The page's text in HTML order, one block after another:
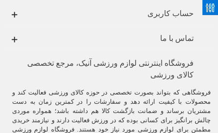
حساب کاربری
تماس با ما
فروشگاه اینترنتی لوازم ورزشی آنیک، مرجع تخصصی
کالای ورزشی
فروشگاهی که بتواند بصورت تخصصی در حوزه کالای ورزشی فعالیت کند و
محصولات با کیفیت ارائه دهد و سفارشات را در کمترین زمان به دست
مشتریان برساند و ضمانت بازگشت کالا هم داشته باشد؛ همواره موردی
چالش برانگیز برای کسانی بوده که در ورزش فعالیت دارند و نیازمند خریدی
مطمئن برای لوازم ورزشی مورد نیاز خود هستند. فروشگاه لوازم ورزشی